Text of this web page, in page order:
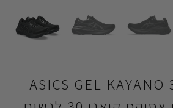
ASICS GEL KAYANO